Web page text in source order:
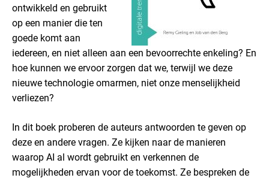
ontwikkeld en gebruikt
op een manier die ten
goede komt aan
iedereen, en niet alleen aan een bevoorrechte enkeling? En
hoe kunnen we ervoor zorgen dat we, terwijl we deze
nieuwe technologie omarmen, niet onze menselijkheid
verliezen?
In dit boek proberen de auteurs antwoorden te geven op
deze en andere vragen. Ze kijken naar de manieren
waarop AI al wordt gebruikt en verkennen de
mogelijkheden ervan voor de toekomst. Ze bespreken de